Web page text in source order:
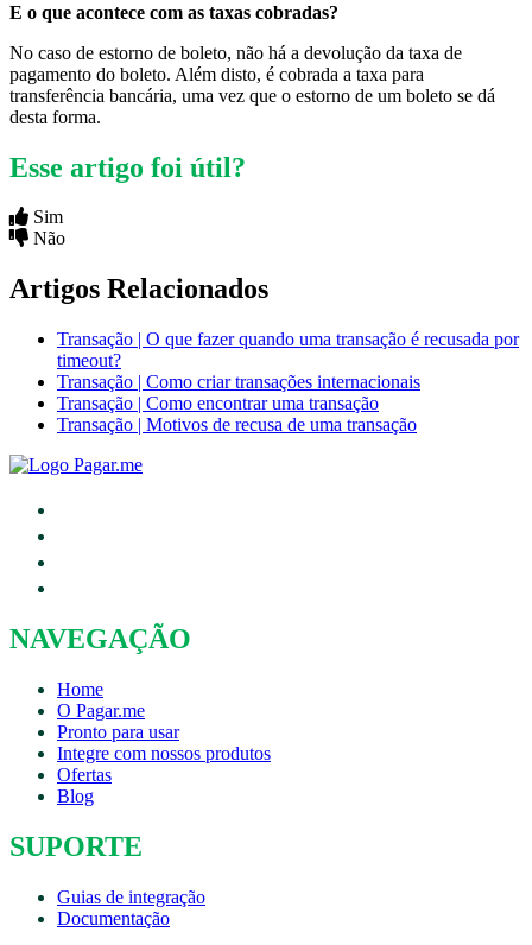
E o que acontece com as taxas cobradas?
No caso de estorno de boleto, não há a devolução da taxa de
pagamento do boleto. Além disto, é cobrada a taxa para
transferência bancária, uma vez que o estorno de um boleto se dá
desta forma.
Esse artigo foi útil?
Sim
Não
Artigos Relacionados
Transação | O que fazer quando uma transação é recusada por
timeout?
Transação | Como criar transações internacionais
Transação | Como encontrar uma transação
Transação | Motivos de recusa de uma transação
NAVEGAÇÃO
Home
O Pagar.me
Pronto para usar
Integre com nossos produtos
Ofertas
Blog
SUPORTE
Guias de integração
Documentação